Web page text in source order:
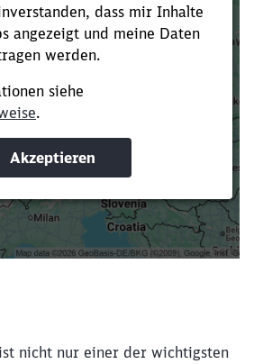
indem du Suchbegriffe
Filter hinzufügst.
eingeben
Filter setzen
nicht nur einer der wichtigsten